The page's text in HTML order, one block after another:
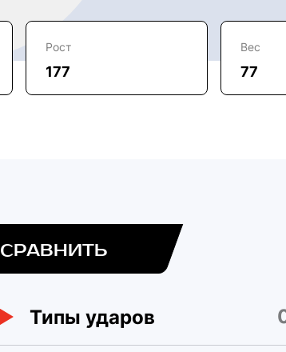
Рост
177
Вес
77
СРАВНИТЬ
Типы ударов